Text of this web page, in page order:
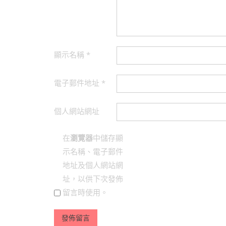
顯示名稱 *
電子郵件地址 *
個人網站網址
在瀏覽器中儲存顯
示名稱、電子郵件
地址及個人網站網
址，以供下次發佈
留言時使用。